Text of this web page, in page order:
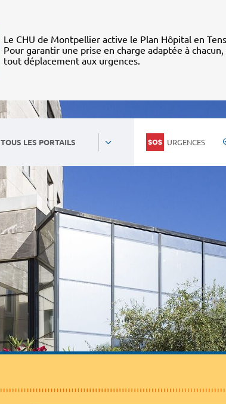
Le CHU de Montpellier active le Plan Hôpital en
Pour garantir une prise en charge adaptée à
tout déplacement aux urgences.
TOUS LES PORTAILS URGENCES